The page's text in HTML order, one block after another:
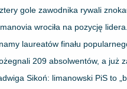
gole zawodnika rywali
wrociła na pozycję
laureatów finału
209 absolwentów, a już
Sikoń: limanowski PiS to